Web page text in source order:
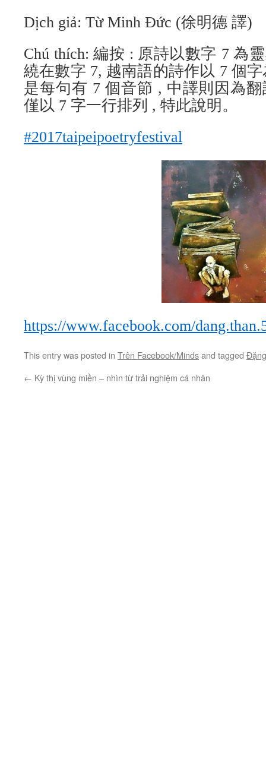
Dịch giả: Từ Minh Đức (徐明德 譯)
Chú thích: 編按 : 原詩以數字 7 為
繞在數字 7, 越南語的詩作以 7 個
是每句有 7 個音節 , 中譯則因為
僅以 7 字一行排列 , 特此說明。
#2017taipeipoetryfestival
https://www.facebook.com/
This entry was posted in Trên Facebook/Mindsand tagged
← Kỳ thị vùng miền – nhìn từ trải nghiệm cá nhân